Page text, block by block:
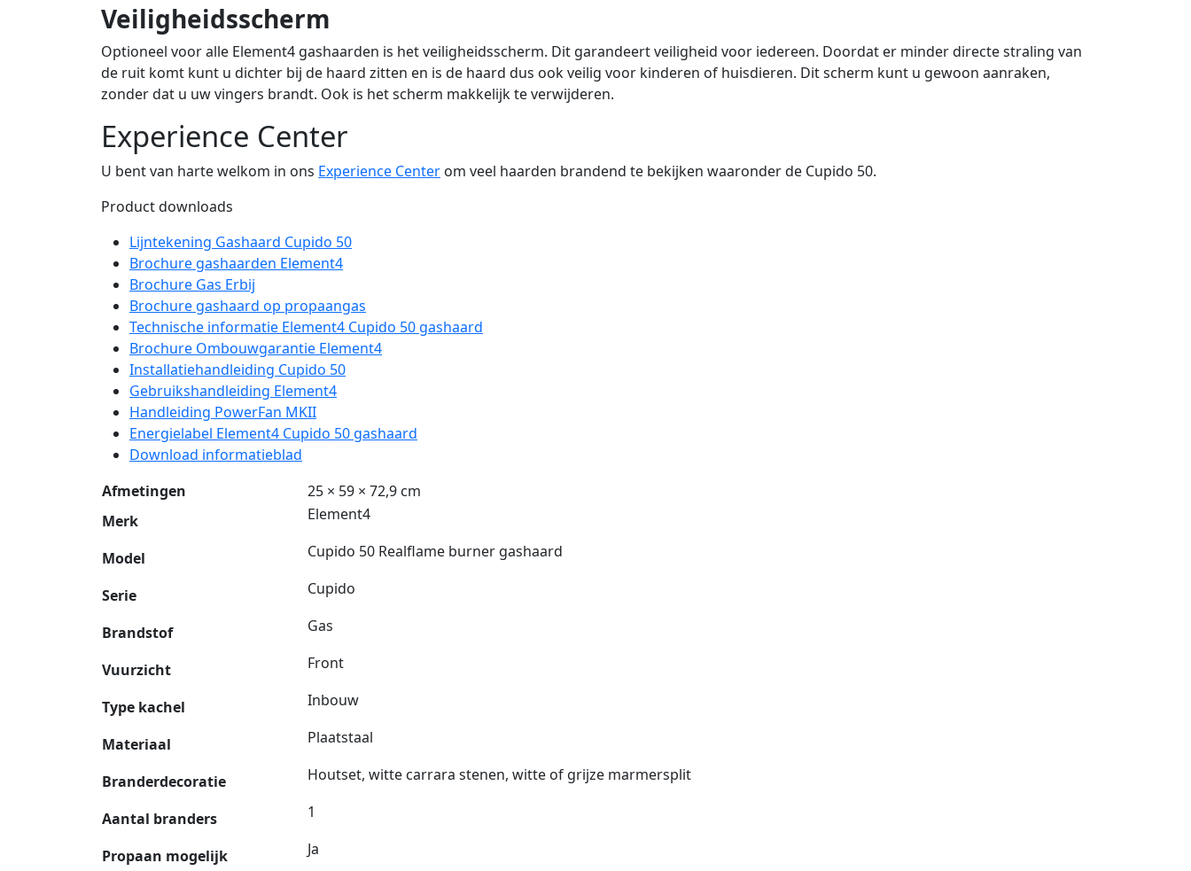
Veiligheidsscherm
Optioneel voor alle Element4 gashaarden is het veiligheidsscherm. Dit garandeert veiligheid voor iedereen. Doordat er minder directe straling van
de ruit komt kunt u dichter bij de haard zitten en is de haard dus ook veilig voor kinderen of huisdieren. Dit scherm kunt u gewoon aanraken,
zonder dat u uw vingers brandt. Ook is het scherm makkelijk te verwijderen.
Experience Center
U bent van harte welkom in ons Experience Center om veel haarden brandend te bekijken waaronder de Cupido 50.
Product downloads
Lijntekening Gashaard Cupido 50
Brochure gashaarden Element4
Brochure Gas Erbij
Brochure gashaard op propaangas
Technische informatie Element4 Cupido 50 gashaard
Brochure Ombouwgarantie Element4
Installatiehandleiding Cupido 50
Gebruikshandleiding Element4
Handleiding PowerFan MKII
Energielabel Element4 Cupido 50 gashaard
Download informatieblad
Afmetingen
25 × 59 × 72,9 cm
Merk
Element4
Model Cupido 50 Realflame burner gashaard
Serie Cupido
Brandstof Gas
Vuurzicht Front
Type kachel Inbouw
Materiaal Plaatstaal
Branderdecoratie Houtset, witte carrara stenen, witte of grijze marmersplit
Aantal branders 1
Propaan mogelijk Ja